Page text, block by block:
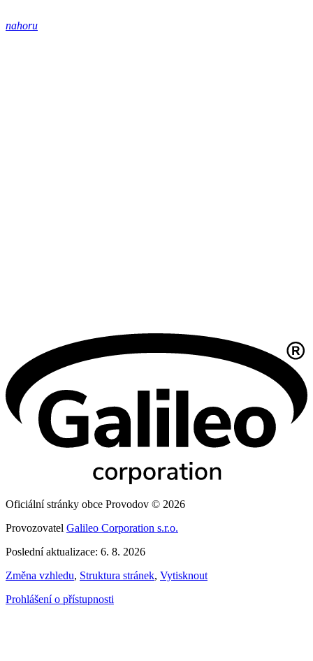
nahoru
Oficiální stránky obce Provodov © 2026
Provozovatel Galileo Corporation s.r.o.
Poslední aktualizace: 6. 8. 2026
Změna vzhledu, Struktura stránek, Vytisknout
Prohlášení o přístupnosti